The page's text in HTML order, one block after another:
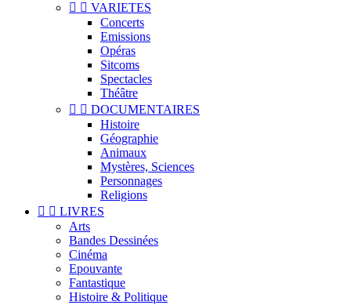
  VARIETES
Concerts
Emissions
Opéras
Sitcoms
Spectacles
Théâtre
  DOCUMENTAIRES
Histoire
Géographie
Animaux
Mystères, Sciences
Personnages
Religions
  LIVRES
Arts
Bandes Dessinées
Cinéma
Epouvante
Fantastique
Histoire & Politique